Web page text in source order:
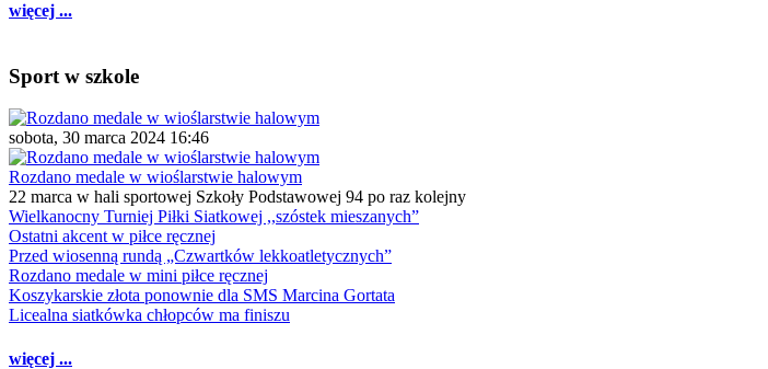
więcej ...
Sport w szkole
sobota, 30 marca 2024 16:46
Rozdano medale w wioślarstwie halowym
22 marca w hali sportowej Szkoły Podstawowej 94 po raz kolejny
Wielkanocny Turniej Piłki Siatkowej ,,szóstek mieszanych”
Ostatni akcent w piłce ręcznej
Przed wiosenną rundą „Czwartków lekkoatletycznych”
Rozdano medale w mini piłce ręcznej
Koszykarskie złota ponownie dla SMS Marcina Gortata
Licealna siatkówka chłopców ma finiszu
więcej ...